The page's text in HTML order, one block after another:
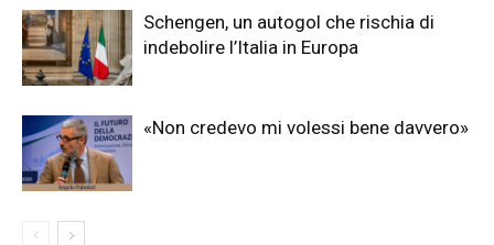
Schengen, un autogol che rischia di
indebolire l’Italia in Europa
«Non credevo mi volessi bene davvero»